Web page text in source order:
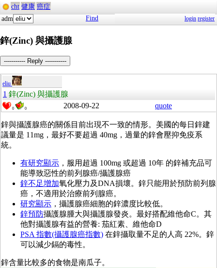
cht 健康 癌症
adm
Find login register
鋅(Zinc) 與攝護腺
----------- Reply -----------
eliu
1 鋅(Zinc) 與攝護腺
0 0 2008-09-22 quote
鋅與攝護腺癌的關係目前出現不一致的情形。美國的每日鋅建
議量是 11mg，最好不要超過 40mg，過量的鋅會壓抑免疫系
統。
有研究顯示 ，服用超過 100mg 或超過 10年 的鋅補充品可
能導致惡性的前列腺癌/攝護腺癌
鋅不足增加氧化壓力及DNA損壞。鋅只能用於預防前列腺
癌，不適用於治療前列腺癌。
研究顯示 ，攝護腺癌細胞的鋅濃度比較低。
鋅預防攝護腺腫大與攝護腺發炎。最好搭配維他命C。其
他對攝護腺有益的營養: 茄紅素、維他命D
PSA 指數(攝護腺癌指數) 在鋅攝取量不足的人高 22%。鋅
可以減少鎘的毒性。
鋅含量比較多的食物是南瓜子。